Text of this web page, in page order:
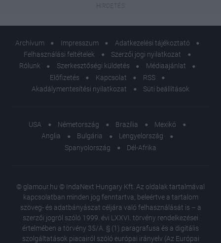
Archívum Impresszum
Adatkezelési tájékoztató
Felhasználási feltételek
Szerzői jogi nyilatkozat
Rólunk
Szerkesztőségi küldetés
Médiaajánlat
Előfizetés
Kapcsolat
RSS
Akadálymentesítési nyilatkozat
Süti beállítások
USA Németország Brazília
Mexikó
Anglia
Bulgária
Lengyelország
Spanyolország
Dél-Afrika
© glamour.hu © IndaNext Hungary Kft. Az oldalak tartalmával
kapcsolatban minden jog fenntartva, beleértve a tartalom
szöveg- és adatbányászat céljára való felhasználását is – a
szerzői jogról szóló 1999. évi LXXVI. törvény rendelkezései
értelmében a törvény 35/A. § (1) paragrafusa és a digitális
szolgáltatások piacairól szóló európai irányelv (Az Európai